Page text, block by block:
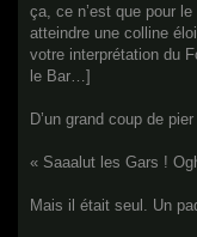
ça, ce n’est que pour
atteindre une colline
votre interprétation du
le Bar…]
D’un grand coup de
« Saaalut les Gars !
Mais il était seul. Un